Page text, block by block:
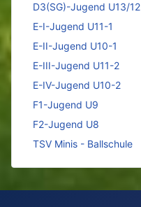
D3(SG)-Jugend U13/12
E-I-Jugend U11-1
E-II-Jugend U10-1
E-III-Jugend U11-2
E-IV-Jugend U10-2
F1-Jugend U9
F2-Jugend U8
TSV Minis - Ballschule